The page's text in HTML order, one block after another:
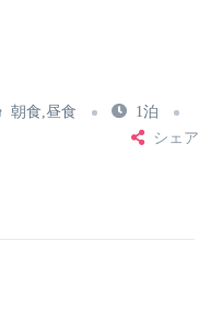
朝食,昼食
1泊
シェア